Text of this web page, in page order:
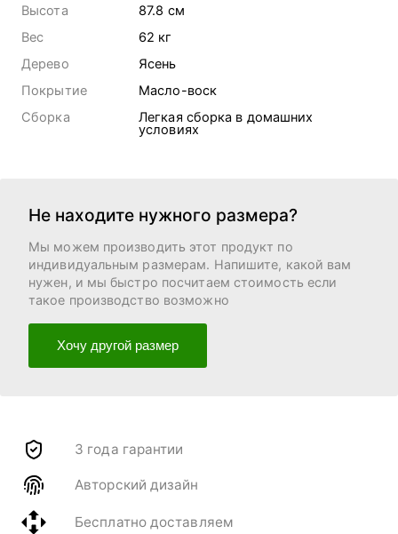
Высота
87.8 cм
Вес
62 кг
Дерево
Ясень
Покрытие
Масло-воск
Сборка
Легкая сборка в домашних
условиях
Не находите нужного размера?
Мы можем производить этот продукт по
индивидуальным размерам. Напишите, какой вам
нужен, и мы быстро посчитаем стоимость если
такое производство возможно
Хочу другой размер
3 года гарантии
Авторский дизайн
Бесплатно доставляем